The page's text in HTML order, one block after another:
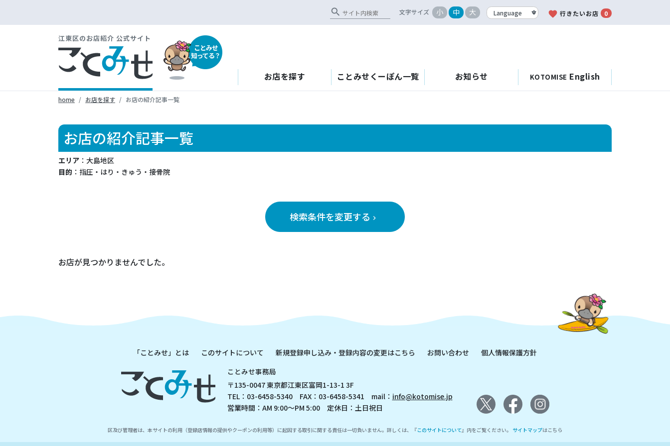
search 文字サイズ 小 中 大 favorite 行きたいお店 0
江東区のお店紹介 公式サイト
ことみせ
知ってる？
お店を探す ことみせくーぽん一覧 お知らせ KOTOMISE English
home お店を探す お店の紹介記事一覧
お店の紹介記事一覧
エリア ：大島地区
目的 ：指圧・はり・きゅう・接骨院
検索条件を変更する keyboard_arrow_right
お店が見つかりませんでした。
「ことみせ」とは このサイトについて 新規登録申し込み・登録内容の変更はこちら お問い合わせ
個人情報保護方針
ことみせ事務局
〒135-0047 東京都江東区富岡1-13-1 3F
TEL：03-6458-5340 FAX：03-6458-5341 mail： info@kotomise.jp
営業時間：AM 9:00～PM 5:00 定休日：土日祝日
区及び管理者は、本サイトの利用（登録店情報の提供やクーポンの利用等）に起因する取引に関する責任は一切負いません。詳しくは、『このサイトについて』内をご覧ください。 サイトマップはこちら